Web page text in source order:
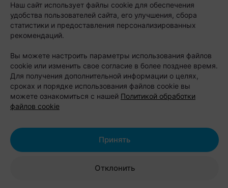
активными развлечениями, стоит обратить
внимание на базу отдыха «Парк Полянка». Она
расположена на берегу Бульковского залива, в
Бреста.
Для проживания предлагают семейные коттеджи,
дуплексы и уютные бунгало с террасами,
Большинство домиков подходят для отдыха с
домашними питомцами, поэтому любимца можно
Наш сайт использует файлы cookie для обеспечения
удобства пользователей сайта, его улучшения, сбора
статистики и предоставления персонализированных
рекомендаций.
Вы можете настроить параметры использования файлов
cookie или изменить свое согласие в более позднее время.
Для получения дополнительной информации о целях,
сроках и порядке использования файлов cookie вы
можете ознакомиться с нашей Политикой обработки
файлов cookie
Отклонить
Принять